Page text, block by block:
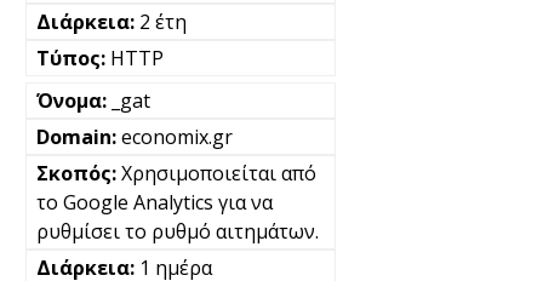
2 έτη
HTTP
_gat
economix.gr
Χρησιμοποιείται από
το Google Analytics για να
ρυθμίσει το ρυθμό αιτημάτων.
1 ημέρα